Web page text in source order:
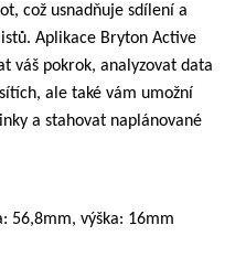
což usnadňuje sdílení a
Aplikace Bryton Active
váš pokrok, analyzovat data
ale také vám umožní
a stahovat naplánované
56,8mm, výška: 16mm